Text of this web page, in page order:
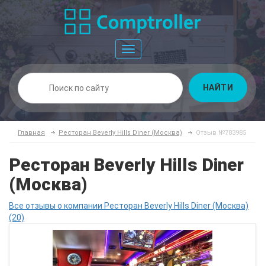
Toggle
navigation
НАЙТИ
Главная Ресторан Beverly Hills Diner (Москва) Отзыв №783985
Ресторан Beverly Hills Diner
(Москва)
Все отзывы о компании Ресторан Beverly Hills Diner (Москва)
(20)